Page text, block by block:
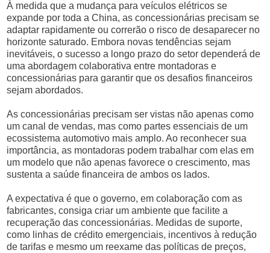
À medida que a mudança para veículos elétricos se
expande por toda a China, as concessionárias precisam se
adaptar rapidamente ou correrão o risco de desaparecer no
horizonte saturado. Embora novas tendências sejam
inevitáveis, o sucesso a longo prazo do setor dependerá de
uma abordagem colaborativa entre montadoras e
concessionárias para garantir que os desafios financeiros
sejam abordados.
As concessionárias precisam ser vistas não apenas como
um canal de vendas, mas como partes essenciais de um
ecossistema automotivo mais amplo. Ao reconhecer sua
importância, as montadoras podem trabalhar com elas em
um modelo que não apenas favorece o crescimento, mas
sustenta a saúde financeira de ambos os lados.
A expectativa é que o governo, em colaboração com as
fabricantes, consiga criar um ambiente que facilite a
recuperação das concessionárias. Medidas de suporte,
como linhas de crédito emergenciais, incentivos à redução
de tarifas e mesmo um reexame das políticas de preços,